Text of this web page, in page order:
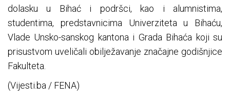
dolasku u Bihać i podršci, kao i alumnistima,
studentima, predstavnicima Univerziteta u Bihaću,
Vlade Unsko-sanskog kantona i Grada Bihaća koji su
prisustvom uveličali obilježavanje značajne godišnjice
Fakulteta.
(Vijesti.ba / FENA)